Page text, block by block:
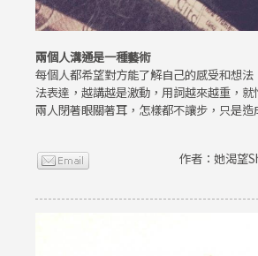
兩個人溝通是一種藝術
每個人都希望對方能了解自己的感受和想
法表達，越講越是激動，用詞越來越重，
兩人閉著眼關著耳，怎樣都不讓步，只是造
作者：她渴望